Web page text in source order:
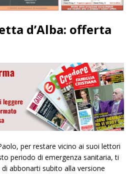
d’Alba: offerta
per restare vicino ai suoi lettori
periodo di emergenza sanitaria, ti
abbonarti subito alla versione